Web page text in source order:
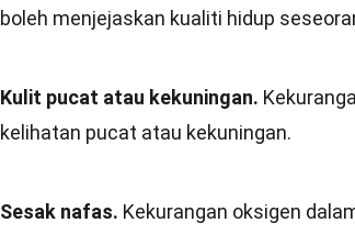
boleh menjejaskan kualiti hidup
Kulit pucat atau kekuningan.
kelihatan pucat atau kekuningan.
Sesak nafas. Kekurangan oksigen